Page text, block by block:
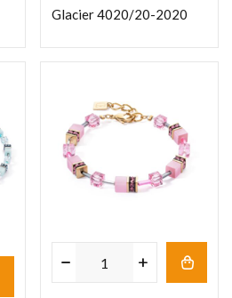
Glacier 4020/20-2020